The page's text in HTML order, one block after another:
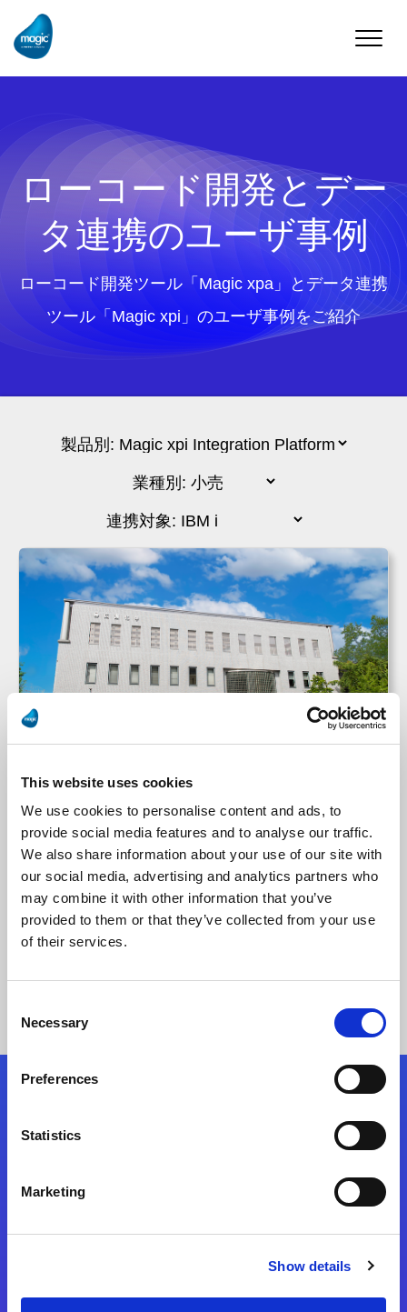
This website uses cookies
We use cookies to personalise content and ads, to
provide social media features and to analyse our traffic.
We also share information about your use of our site with
our social media, advertising and analytics partners who
may combine it with other information that you’ve
provided to them or that they’ve collected from your use
of their services.
Selection
Necessary
Preferences
Statistics
Marketing
Show details
Toggle
ローコード開発とデー
タ連携のユーザ事例
ローコード開発ツール「Magic xpa」とデータ連携
ツール「Magic xpi」のユーザ事例をご紹介
広瀬化学薬品
文系情シス担当がノーコードで内製開発
事例の詳細